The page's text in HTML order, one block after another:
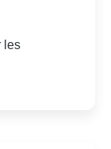
les